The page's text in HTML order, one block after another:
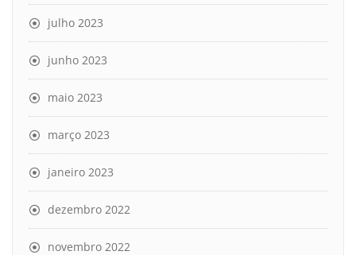
julho 2023
junho 2023
maio 2023
março 2023
janeiro 2023
dezembro 2022
novembro 2022